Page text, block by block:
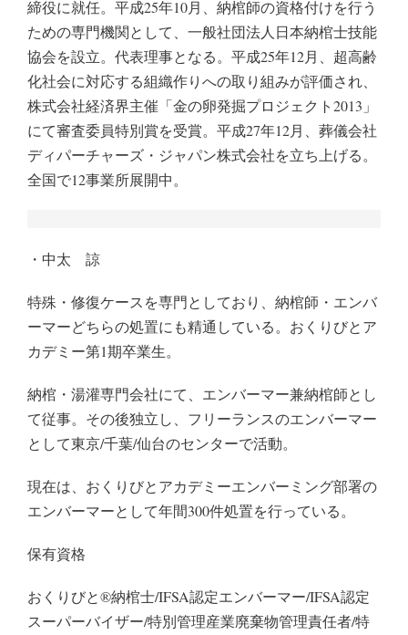
締役に就任。平成25年10月、納棺師の資格付けを行う
ための専門機関として、一般社団法人日本納棺士技能
協会を設立。代表理事となる。平成25年12月、超高齢
化社会に対応する組織作りへの取り組みが評価され、
株式会社経済界主催「金の卵発掘プロジェクト2013」
にて審査委員特別賞を受賞。平成27年12月、葬儀会社
ディパーチャーズ・ジャパン株式会社を立ち上げる。
全国で12事業所展開中。
・中太 諒
特殊・修復ケースを専門としており、納棺師・エンバ
ーマーどちらの処置にも精通している。おくりびとア
カデミー第1期卒業生。
納棺・湯灌専門会社にて、エンバーマー兼納棺師とし
て従事。その後独立し、フリーランスのエンバーマー
として東京/千葉/仙台のセンターで活動。
現在は、おくりびとアカデミーエンバーミング部署の
エンバーマーとして年間300件処置を行っている。
保有資格
おくりびと®納棺士/IFSA認定エンバーマー/IFSA認定
スーパーバイザー/特別管理産業廃棄物管理責任者/特